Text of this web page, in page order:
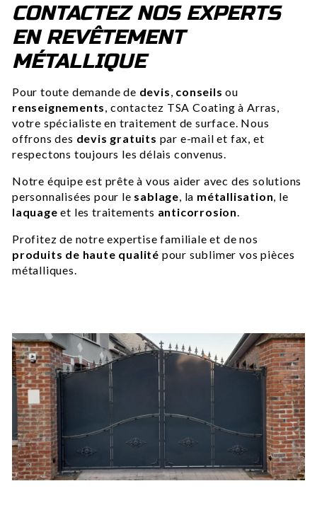
CONTACTEZ NOS EXPERTS
EN REVÊTEMENT
MÉTALLIQUE
Pour toute demande de devis, conseilsou
renseignements, contactez TSA Coating à Arras,
votre spécialiste en traitement de surface. Nous
offrons des devis gratuits par e-mail et fax, et
respectons toujours les délais convenus.
Notre équipe est prête à vous aider avec des solutions
personnalisées pour le sablage, la métallisation, le
laquageet les traitements anticorrosion.
Profitez de notre expertise familiale et de nos
produits de haute qualité pour sublimer vos pièces
métalliques.